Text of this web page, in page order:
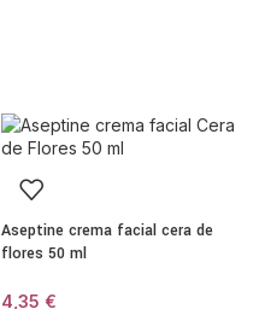
Aseptine crema facial cera de
flores 50 ml
4,35 €